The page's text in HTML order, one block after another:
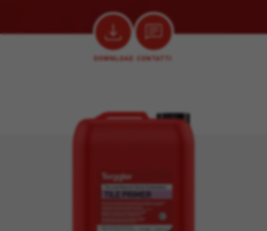
DOWNLOAD CONTATTI